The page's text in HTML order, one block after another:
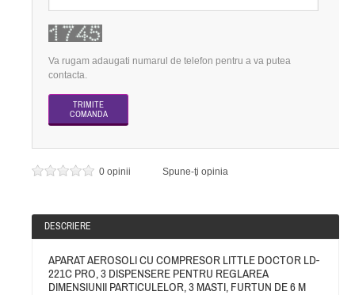
Va rugam adaugati numarul de telefon pentru a va putea
contacta.
0 opinii Spune-ţi opinia
DESCRIERE
APARAT AEROSOLI CU COMPRESOR LITTLE DOCTOR LD-
221C PRO, 3 DISPENSERE PENTRU REGLAREA
DIMENSIUNII PARTICULELOR, 3 MASTI, FURTUN DE 6 M